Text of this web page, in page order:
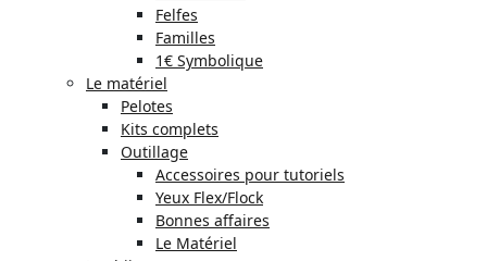
Felfes
Familles
1€ Symbolique
Le matériel
Pelotes
Kits complets
Outillage
Accessoires pour tutoriels
Yeux Flex/Flock
Bonnes affaires
Le Matériel